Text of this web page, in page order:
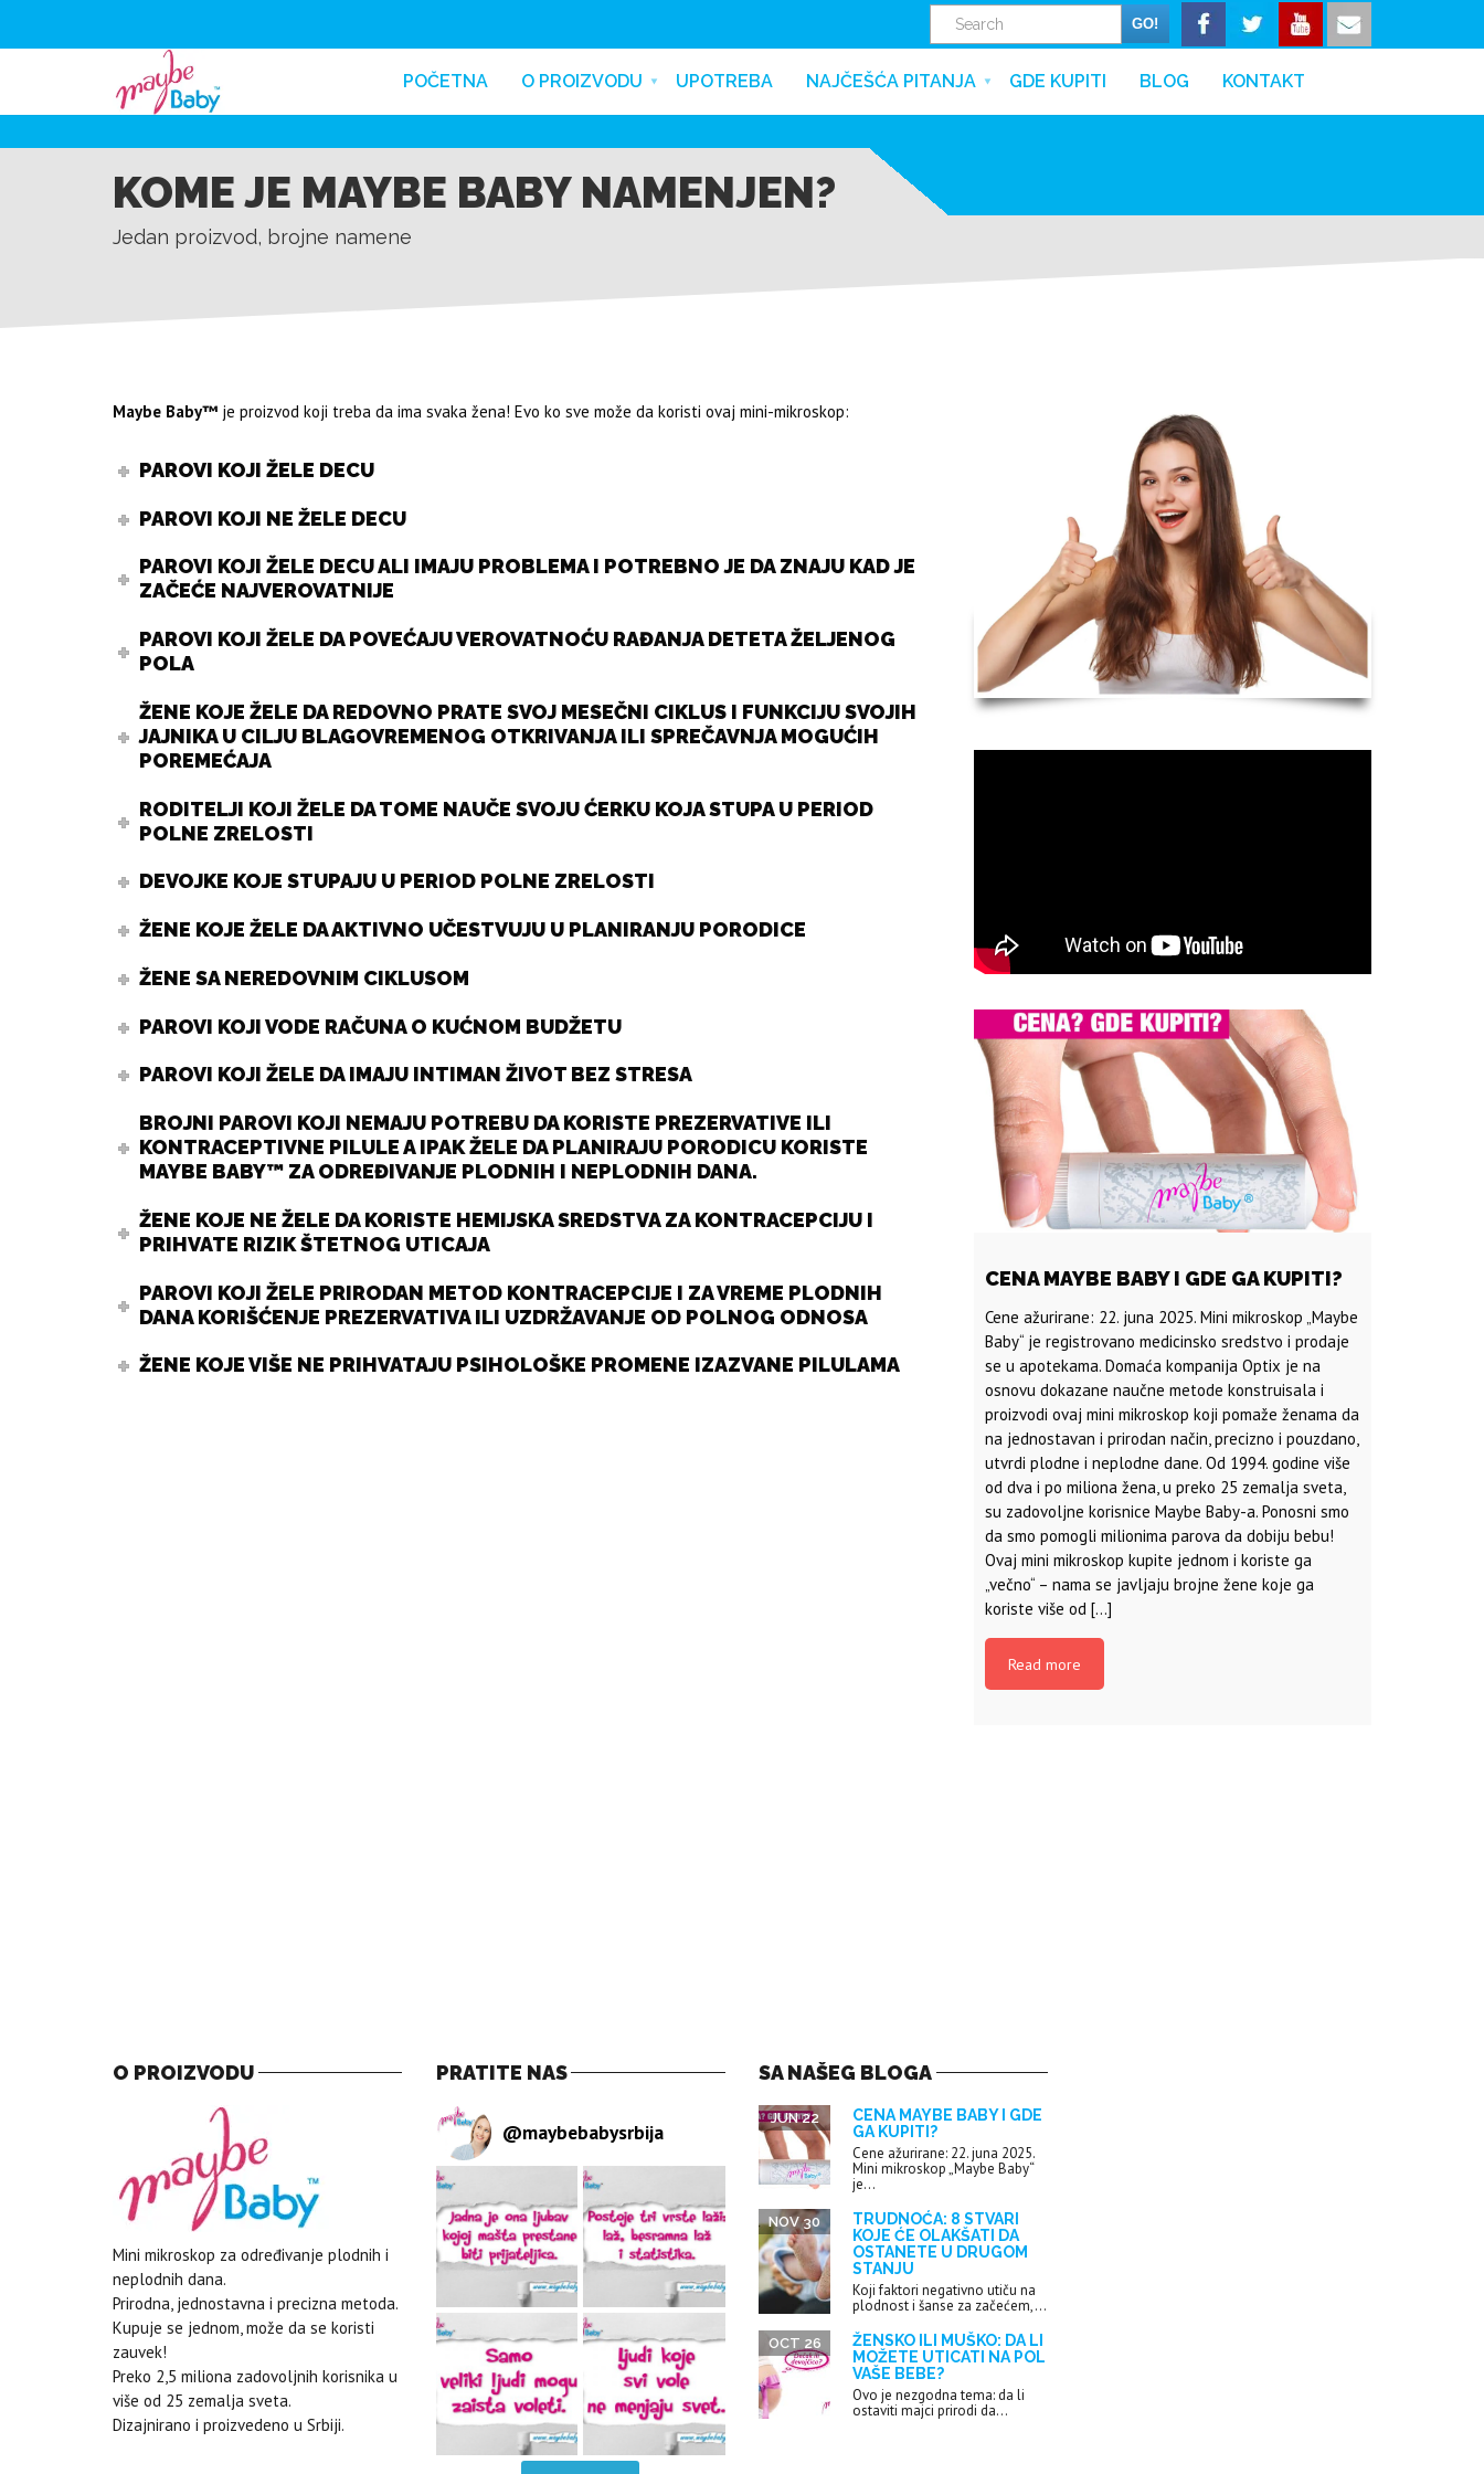
GO!
POČETNA O PROIZVODU UPOTREBA NAJČEŠĆA PITANJA GDE KUPITI BLOG KONTAKT
KOME JE MAYBE BABY NAMENJEN?
Jedan proizvod, brojne namene
Maybe Baby™ je proizvod koji treba da ima svaka žena! Evo ko sve može da koristi ovaj mini-mikroskop:
PAROVI KOJI ŽELE DECU
PAROVI KOJI NE ŽELE DECU
PAROVI KOJI ŽELE DECU ALI IMAJU PROBLEMA I POTREBNO JE DA ZNAJU KAD JE
ZAČEĆE NAJVEROVATNIJE
PAROVI KOJI ŽELE DA POVEĆAJU VEROVATNOĆU RAĐANJA DETETA ŽELJENOG
POLA
ŽENE KOJE ŽELE DA REDOVNO PRATE SVOJ MESEČNI CIKLUS I FUNKCIJU SVOJIH
JAJNIKA U CILJU BLAGOVREMENOG OTKRIVANJA ILI SPREČAVNJA MOGUĆIH
POREMEĆAJA
RODITELJI KOJI ŽELE DA TOME NAUČE SVOJU ĆERKU KOJA STUPA U PERIOD
POLNE ZRELOSTI
DEVOJKE KOJE STUPAJU U PERIOD POLNE ZRELOSTI
ŽENE KOJE ŽELE DA AKTIVNO UČESTVUJU U PLANIRANJU PORODICE
ŽENE SA NEREDOVNIM CIKLUSOM
PAROVI KOJI VODE RAČUNA O KUĆNOM BUDŽETU
PAROVI KOJI ŽELE DA IMAJU INTIMAN ŽIVOT BEZ STRESA
BROJNI PAROVI KOJI NEMAJU POTREBU DA KORISTE PREZERVATIVE ILI
KONTRACEPTIVNE PILULE A IPAK ŽELE DA PLANIRAJU PORODICU KORISTE
MAYBE BABY™ ZA ODREĐIVANJE PLODNIH I NEPLODNIH DANA.
ŽENE KOJE NE ŽELE DA KORISTE HEMIJSKA SREDSTVA ZA KONTRACEPCIJU I
PRIHVATE RIZIK ŠTETNOG UTICAJA
PAROVI KOJI ŽELE PRIRODAN METOD KONTRACEPCIJE I ZA VREME PLODNIH
DANA KORIŠĆENJE PREZERVATIVA ILI UZDRŽAVANJE OD POLNOG ODNOSA
ŽENE KOJE VIŠE NE PRIHVATAJU PSIHOLOŠKE PROMENE IZAZVANE PILULAMA
CENA MAYBE BABY I GDE GA KUPITI?
Cene ažurirane: 22. juna 2025. Mini mikroskop „Maybe
Baby“ je registrovano medicinsko sredstvo i prodaje
se u apotekama. Domaća kompanija Optix je na
osnovu dokazane naučne metode konstruisala i
proizvodi ovaj mini mikroskop koji pomaže ženama da
na jednostavan i prirodan način, precizno i pouzdano,
utvrdi plodne i neplodne dane. Od 1994. godine više
od dva i po miliona žena, u preko 25 zemalja sveta,
su zadovoljne korisnice Maybe Baby-a. Ponosni smo
da smo pomogli milionima parova da dobiju bebu!
Ovaj mini mikroskop kupite jednom i koriste ga
„večno“ – nama se javljaju brojne žene koje ga
koriste više od […]
Read more
O PROIZVODU
Mini mikroskop za određivanje plodnih i
neplodnih dana.
Prirodna, jednostavna i precizna metoda.
Kupuje se jednom, može da se koristi
zauvek!
Preko 2,5 miliona zadovoljnih korisnika u
više od 25 zemalja sveta.
Dizajnirano i proizvedeno u Srbiji.
PRATITE NAS
@maybebabysrbija
SA NAŠEG BLOGA
CENA MAYBE BABY I GDE
GA KUPITI?
JUN 22
Cene ažurirane: 22. juna 2025.
Mini mikroskop „Maybe Baby“
je...
TRUDNOĆA: 8 STVARI
KOJE ĆE OLAKŠATI DA
OSTANETE U DRUGOM
STANJU
NOV 30
Koji faktori negativno utiču na
plodnost i šanse za začećem,...
ŽENSKO ILI MUŠKO: DA LI
MOŽETE UTICATI NA POL
VAŠE BEBE?
OCT 26
Ovo je nezgodna tema: da li
ostaviti majci prirodi da...